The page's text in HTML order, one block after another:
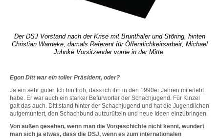
Der DSJ Vorstand nach der Krise mit Brunthaler und Störing, hinten
Christian Warneke, damals Referent für Öffentlichkeitsarbeit, Michael
Juhnke Vorsitzender vorne in der Mitte.
Egon Ditt war ein toller Präsident, oder?
Ja ein sehr guter. Ich bin froh, dass ich ihn in den 1990er Jahren miterlebt
habe. Er war auch ein starker Befürworter der Schachjugend. Für Kinzel
galt das auch. Ditt stand hinter der Schachjugend und hat die Jugendlichen
aufgemuntert, den Schachbund aufzurütteln und neue Ideen einzubringen.
Von außen gesehen, wenn man die Vorgeschichte nicht kennt, wundert
man sich ja etwas, dass die DSJ, wenn es zum internationalen